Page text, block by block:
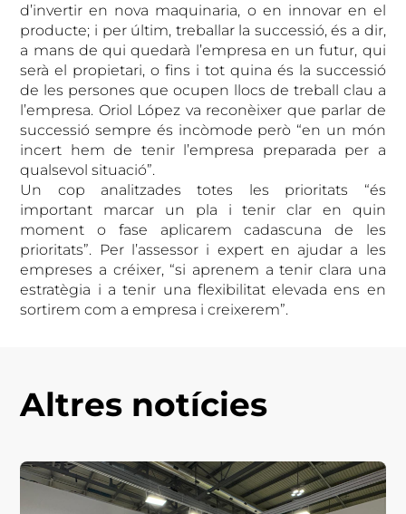
d’invertir en nova maquinaria, o en innovar en el
producte; i per últim, treballar la successió, és a dir,
a mans de qui quedarà l’empresa en un futur, qui
serà el propietari, o fins i tot quina és la successió
de les persones que ocupen llocs de treball clau a
l’empresa. Oriol López va reconèixer que parlar de
successió sempre és incòmode però “en un món
incert hem de tenir l’empresa preparada per a
qualsevol situació”.
Un cop analitzades totes les prioritats “és
important marcar un pla i tenir clar en quin
moment o fase aplicarem cadascuna de les
prioritats”. Per l’assessor i expert en ajudar a les
empreses a créixer, “si aprenem a tenir clara una
estratègia i a tenir una flexibilitat elevada ens en
sortirem com a empresa i creixerem”.
Altres notícies